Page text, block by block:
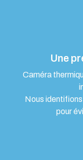
Une
Caméra
Nous
pour